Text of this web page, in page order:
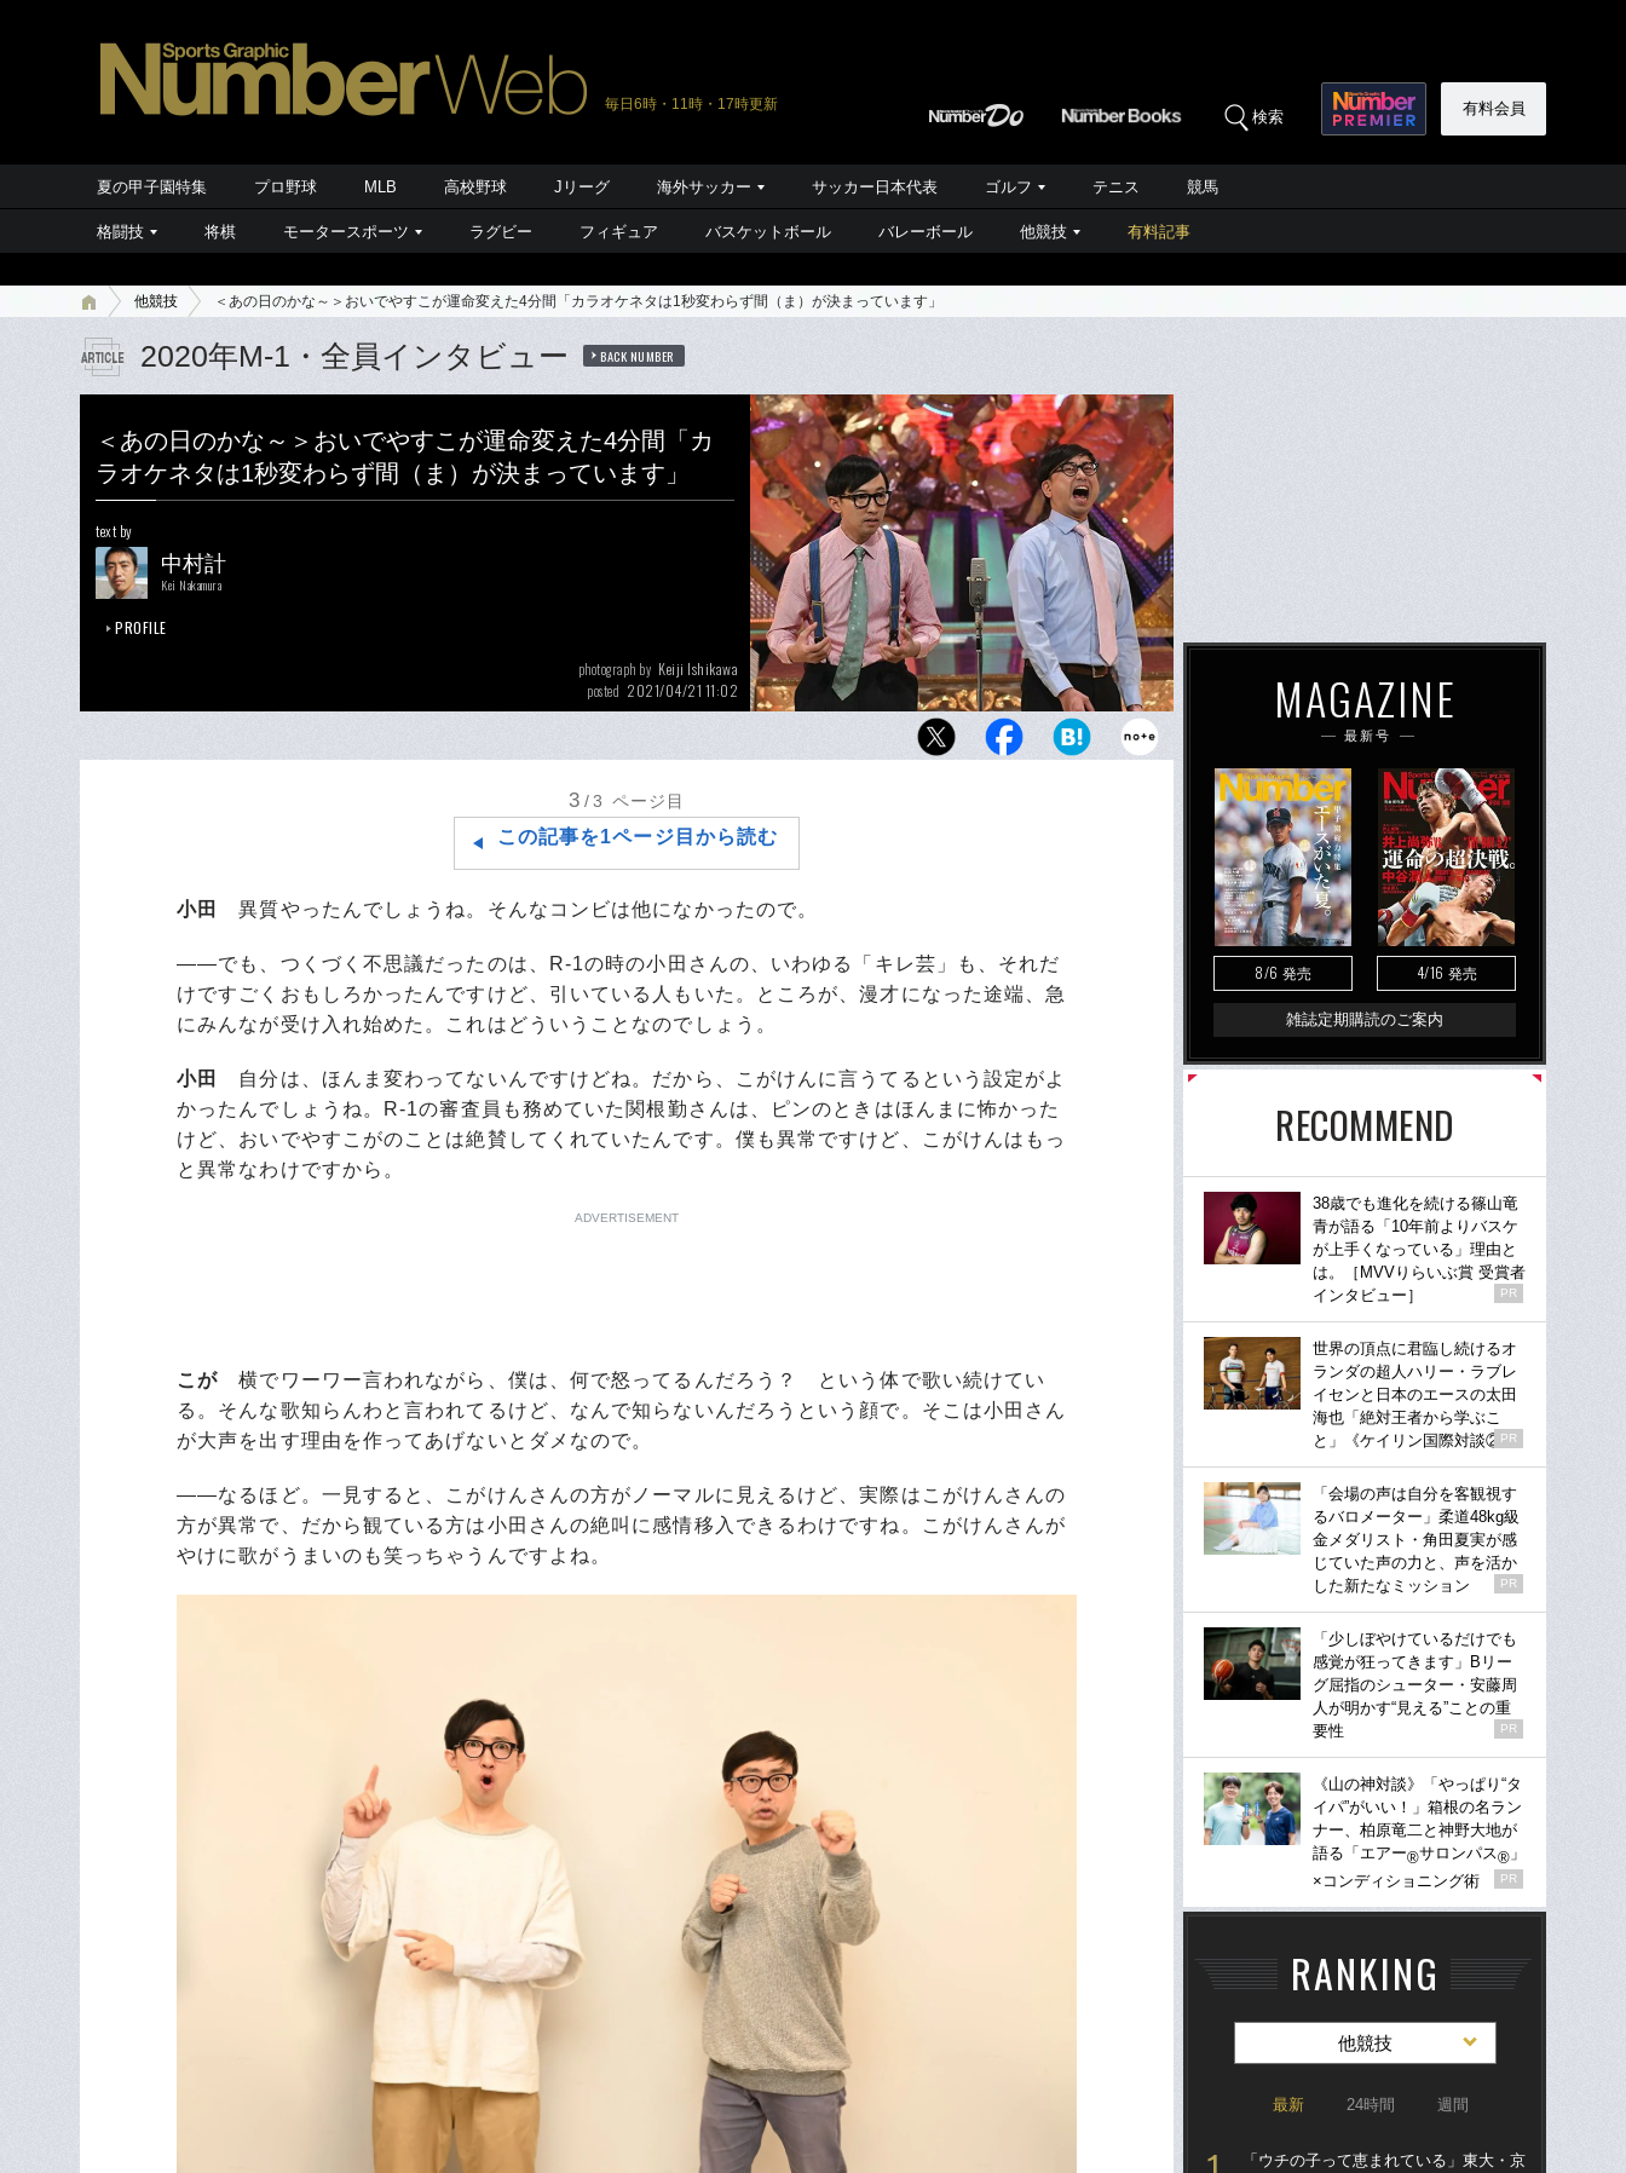
毎日6時・11時・17時更新
検索 有料会員
夏の甲子園特集 プロ野球 MLB 高校野球 Jリーグ 海外サッカー サッカー日本代表 ゴルフ テニス 競馬
格闘技 将棋 モータースポーツ ラグビー フィギュア バスケットボール バレーボール 他競技 有料記事
他競技 ＜あの日のかな～＞おいでやすこが運命変えた4分間「カラオケネタは1秒変わらず間（ま）が決まっています」
2020年M-1・全員インタビュー BACK NUMBER
＜あの日のかな～＞おいでやすこが運命変えた4分間「カ
ラオケネタは1秒変わらず間（ま）が決まっています」
text by
中村計
Kei Nakamura
PROFILE
photograph by Keiji Ishikawa
posted 2021/04/21 11:02
おいでやす小田（右、ツッコミ担当、42歳）とこがけん
3 /3 ページ目
この記事を1ページ目から読む
小田 異質やったんでしょうね。そんなコンビは他になかったので。
――でも、つくづく不思議だったのは、R-1の時の小田さんの、いわゆる「キレ芸」も、それだ
けですごくおもしろかったんですけど、引いている人もいた。ところが、漫才になった途端、急
にみんなが受け入れ始めた。これはどういうことなのでしょう。
小田
自分は、ほんま変わってないんですけどね。だから、こがけんに言うてるという設定がよ
かったんでしょうね。R-1の審査員も務めていた関根勤さんは、ピンのときはほんまに怖かった
けど、おいでやすこがのことは絶賛してくれていたんです。僕も異常ですけど、こがけんはもっ
と異常なわけですから。
ADVERTISEMENT
こが 横でワーワー言われながら、僕は、何で怒ってるんだろう？ という体で歌い続けてい
る。そんな歌知らんわと言われてるけど、なんで知らないんだろうという顔で。そこは小田さん
が大声を出す理由を作ってあげないとダメなので。
――なるほど。一見すると、こがけんさんの方がノーマルに見えるけど、実際はこがけんさんの
方が異常で、だから観ている方は小田さんの絶叫に感情移入できるわけですね。こがけんさんが
やけに歌がうまいのも笑っちゃうんですよね。
MAGAZINE
最新号
8/6 発売 4/16 発売
雑誌定期購読のご案内
RECOMMEND
38歳でも進化を続ける篠山竜
青が語る「10年前よりバスケ
が上手くなっている」理由と
は。［MVVりらいぶ賞 受賞者
インタビュー］
PR
世界の頂点に君臨し続けるオ
ランダの超人ハリー・ラブレ
イセンと日本のエースの太田
海也「絶対王者から学ぶこ
と」《ケイリン国際対談②》
PR
「会場の声は自分を客観視す
るバロメーター」柔道48kg級
金メダリスト・角田夏実が感
じていた声の力と、声を活か
した新たなミッション
PR
「少しぼやけているだけでも
感覚が狂ってきます」Bリー
グ屈指のシューター・安藤周
人が明かす“見える”ことの重
要性
PR
《山の神対談》「やっぱり“タ
イパ”がいい！」箱根の名ラン
ナー、柏原竜二と神野大地が
語る「エアー®サロンパス® 」
×コンディショニング術
PR
RANKING
他競技
最新 24時間 週間
「ウチの子って恵まれている」東大・京